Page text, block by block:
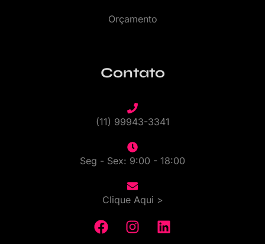
Orçamento
Contato
(11) 99943-3341
Seg - Sex: 9:00 - 18:00
Clique Aqui >